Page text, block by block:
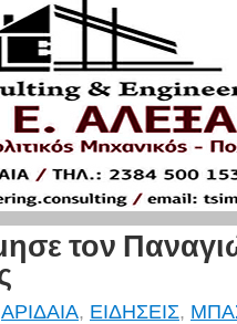
τον
ΑΡΙΔΑΙΑ, ΕΙΔΗΣΕΙΣ,